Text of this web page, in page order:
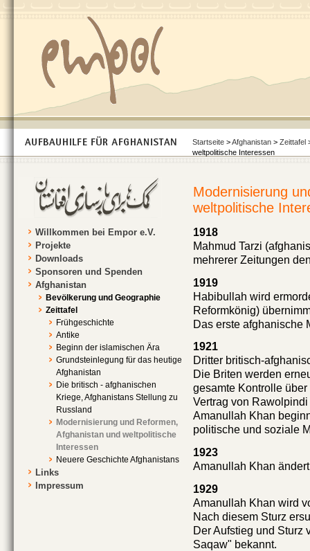
Startseite >Afghanistan > Zeittafel
weltpolitische Interessen
Willkommen bei Empor e.V.
Projekte
Downloads
Sponsoren und Spenden
Afghanistan
Bevölkerung und Geographie
Zeittafel
Frühgeschichte
Antike
Beginn der islamischen Ära
Grundsteinlegung für das heutige
Afghanistan
Die britisch - afghanischen
Kriege, Afghanistans Stellung zu
Russland
Modernisierung und Reformen,
Afghanistan und weltpolitische
Interessen
Neuere Geschichte Afghanistans
Links
Impressum
Modernisierung
weltpolitische
1918
Mahmud Tarzi
mehrerer Zeitungen
1919
Habibullah wird
Reformkönig)
Das erste afghanische
1921
Dritter britisch-
Die Briten werden
gesamte Kontrolle
Vertrag von Rawolpindi
Amanullah Khan
politische und soziale
1923
Amanullah Khan
1929
Amanullah Khan wird
Nach diesem Sturz
Der Aufstieg und
Saqaw" bekannt.